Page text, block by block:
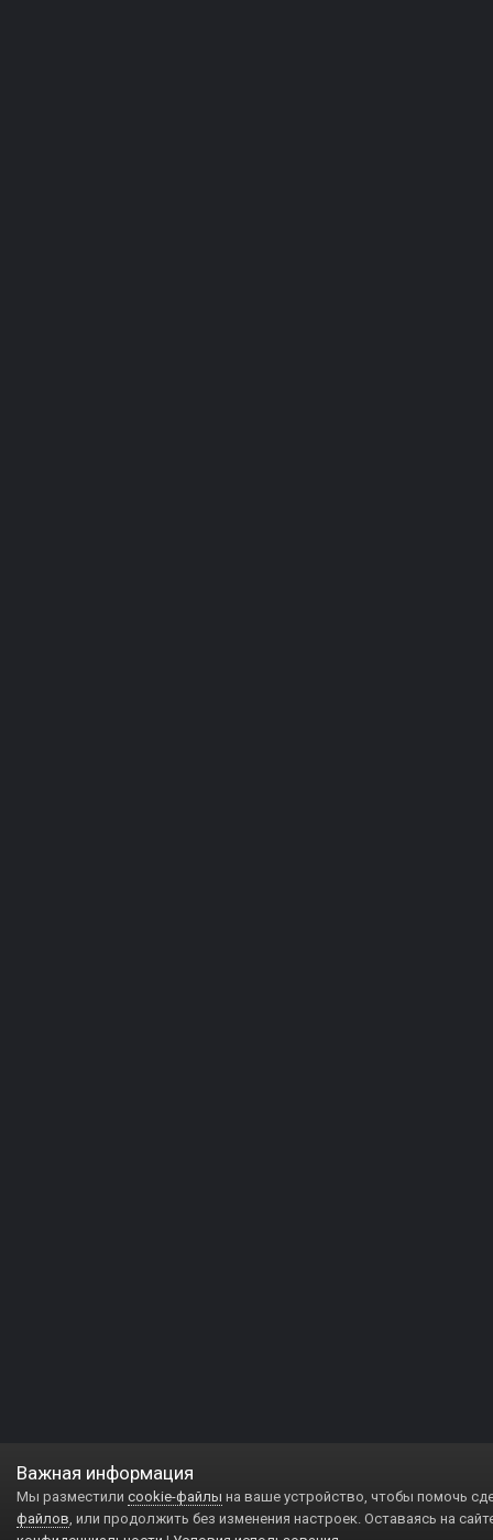
Важная информация
Мы разместили cookie-файлы на ваше устройство, чтобы помочь
файлов, или продолжить без изменения настроек. Оставаясь на